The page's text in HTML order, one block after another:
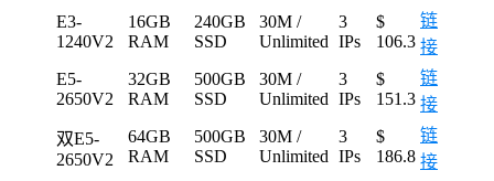
E3-
1240V2
16GB
RAM
240GB
SSD
30M /
Unlimited
3
IPs
$
106.3
链
接
E5-
2650V2
32GB
RAM
500GB
SSD
30M /
Unlimited
3
IPs
$
151.3
链
接
双E5-
2650V2
64GB
RAM
500GB
SSD
30M /
Unlimited
3
IPs
$
186.8
链
接